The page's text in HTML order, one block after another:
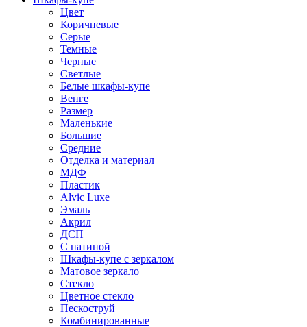
Цвет
Коричневые
Серые
Темные
Черные
Светлые
Белые шкафы-купе
Венге
Размер
Маленькие
Большие
Средние
Отделка и материал
МДФ
Пластик
Alvic Luxe
Эмаль
Акрил
ДСП
С патиной
Шкафы-купе с зеркалом
Матовое зеркало
Стекло
Цветное стекло
Пескоструй
Комбинированные